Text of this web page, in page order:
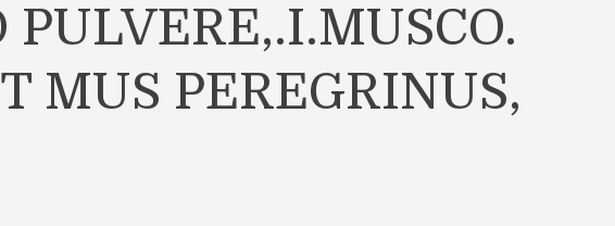
PULVERE,.I.MUSCO.
MUS PEREGRINUS,